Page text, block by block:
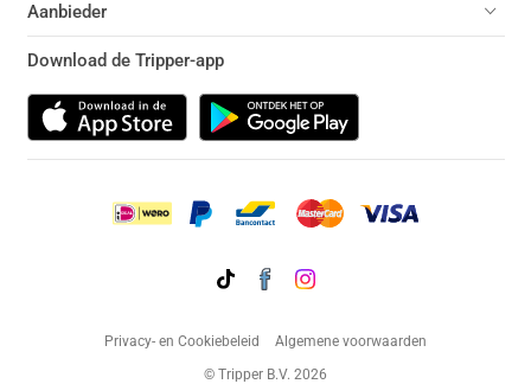
Aanbieder
Download de Tripper-app
Privacy- en Cookiebeleid
Algemene voorwaarden
© Tripper B.V. 2026